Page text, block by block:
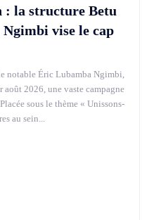
: la structure Betu
vise le cap
notable Éric Lubamba Ngimbi,
2026, une vaste campagne
sous le thème « Unissons-
au sein...